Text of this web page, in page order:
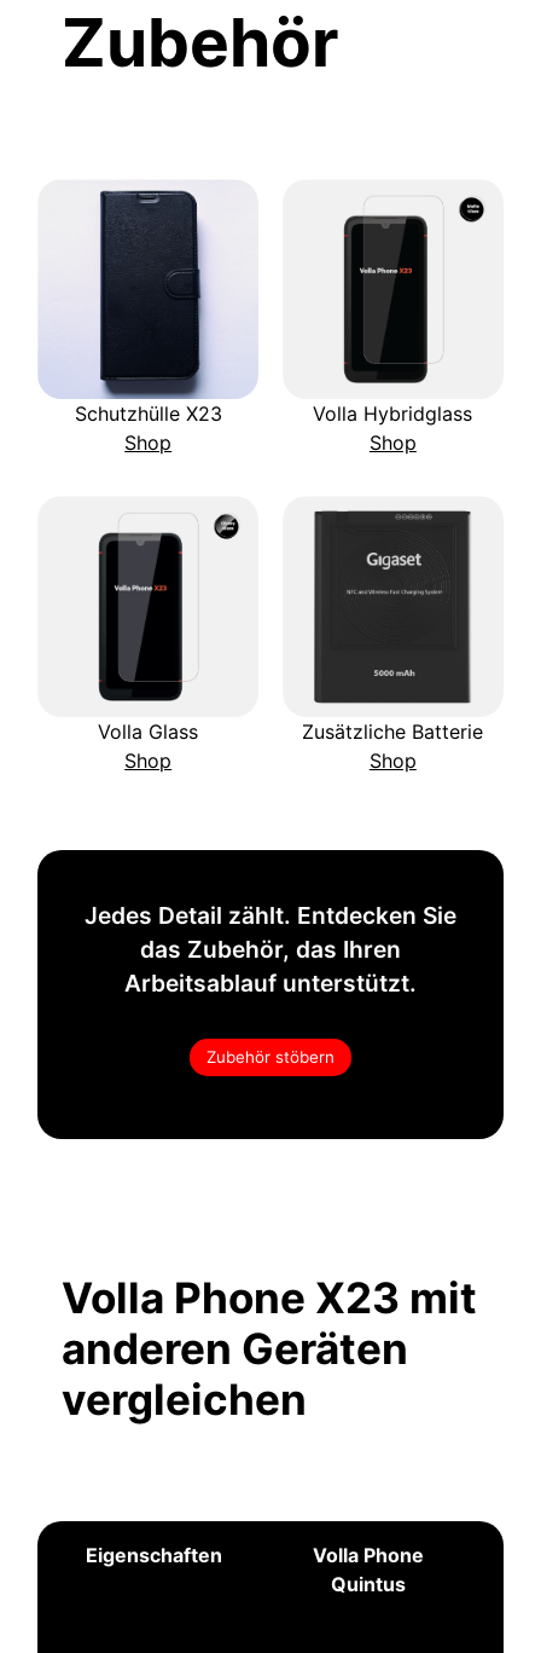
Zubehör
Schutzhülle X23
Shop
Volla Hybridglass
Shop
Volla Glass
Shop
Zusätzliche Batterie
Shop
Jedes Detail zählt. Entdecken Sie
das Zubehör, das Ihren
Arbeitsablauf unterstützt.
Zubehör stöbern
Volla Phone X23 mit
anderen Geräten
vergleichen
Eigenschaften
Volla Phone
Quintus